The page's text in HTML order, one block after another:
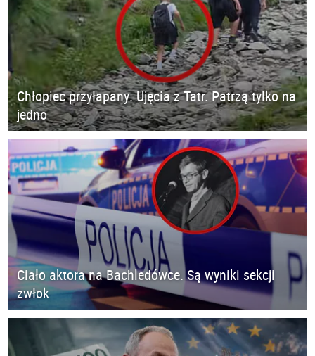
Chłopiec przyłapany. Ujęcia z Tatr. Patrzą tylko na
jedno
Ciało aktora na Bachledówce. Są wyniki sekcji
zwłok